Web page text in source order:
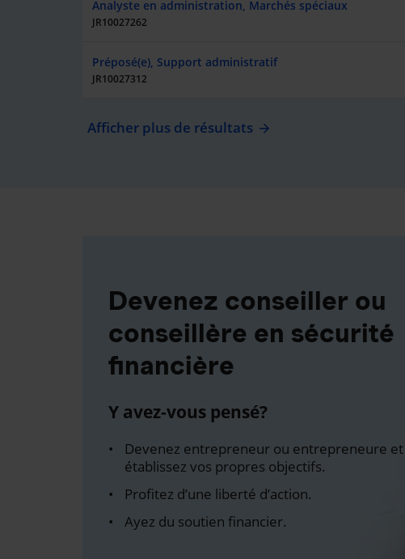
Analyste en administration, Marchés spéciaux
JR10027262
Préposé(e), Support administratif
JR10027312
Afficher plus de résultats
Devenez conseiller ou
conseillère en sécurité
financière
Y avez-vous pensé?
Devenez entrepreneur ou entrepreneure et
établissez vos propres objectifs.
Profitez d’une liberté d’action.
Ayez du soutien financier.